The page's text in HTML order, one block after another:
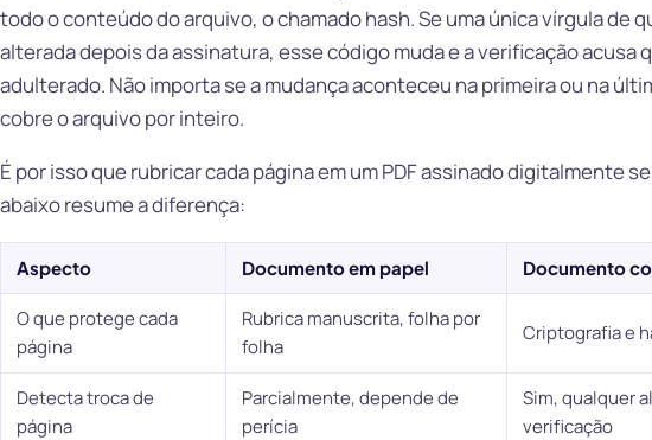
todo o conteúdo do arquivo, o chamado hash. Se uma única vírgula de
alterada depois da assinatura, esse código muda e a verificação acusa
adulterado. Não importa se a mudança aconteceu na primeira ou na
cobre o arquivo por inteiro.
É por isso que rubricar cada página em um PDF assinado digitalmente
abaixo resume a diferença:
Aspecto Documento em papel Documento
O que protege cada
página
Rubrica manuscrita, folha por
folha
Criptografia e
Detecta troca de
página
Parcialmente, depende de
perícia
Sim, qualquer
verificação